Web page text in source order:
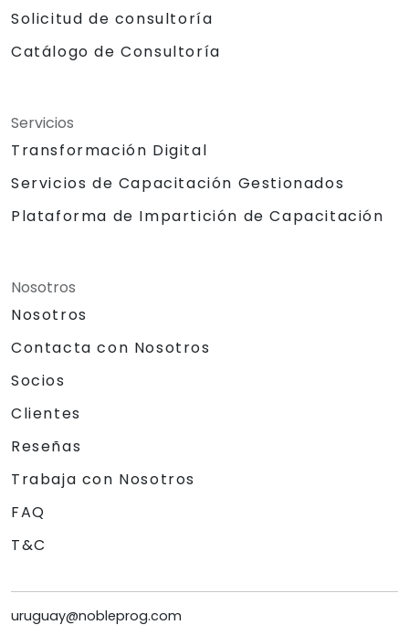
Solicitud de consultoría
Catálogo de Consultoría
Servicios
Transformación Digital
Servicios de Capacitación Gestionados
Plataforma de Impartición de Capacitación
Nosotros
Nosotros
Contacta con Nosotros
Socios
Clientes
Reseñas
Trabaja con Nosotros
FAQ
T&C
uruguay@nobleprog.com